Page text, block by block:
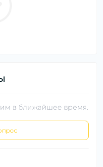
в ближайшее время.